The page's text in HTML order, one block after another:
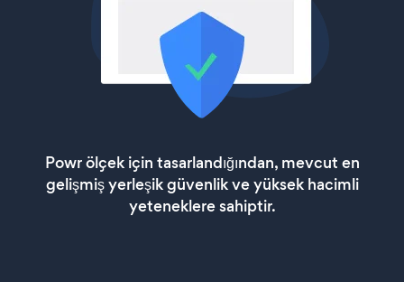
Powr ölçek için tasarlandığından, mevcut en
gelişmiş yerleşik güvenlik ve yüksek hacimli
yeteneklere sahiptir.